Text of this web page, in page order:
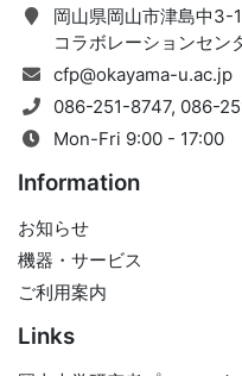
岡山県岡山市津島中3-
コラボレーションセン
cfp@okayama-u.ac.jp
086-251-8747, 086-
Mon-Fri 9:00 - 17:00
Information
お知らせ
機器・サービス
ご利用案内
Links